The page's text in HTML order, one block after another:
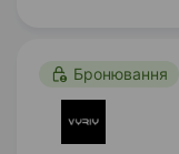
Бронювання